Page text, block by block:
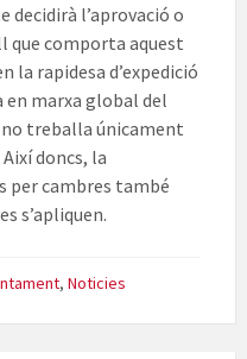
decidirà l’aprovació o
que comporta aquest
la rapidesa d’expedició
en marxa global del
treballa únicament
doncs, la
per cambres també
s’apliquen.
, Noticies